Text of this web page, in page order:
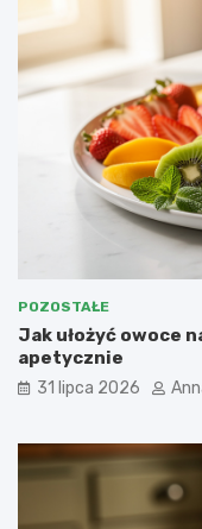
POZOSTAŁE
Jak ułożyć owoce
apetycznie
31 lipca 2026